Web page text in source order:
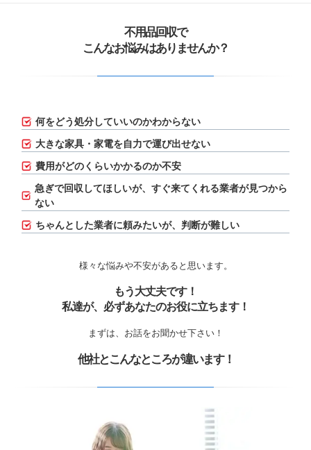
不用品回収で
こんなお悩みはありませんか？
何をどう処分していいのかわからない
大きな家具・家電を自力で運び出せない
費用がどのくらいかかるのか不安
急ぎで回収してほしいが、すぐ来てくれる業者が見つから
ない
ちゃんとした業者に頼みたいが、判断が難しい
様々な悩みや不安があると思います。
もう大丈夫です！
私達が、必ずあなたのお役に立ちます！
まずは、お話をお聞かせ下さい！
他社とこんなところが違います！